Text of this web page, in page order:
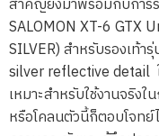
สำคัญยังมาพร้อมกับการ
SALOMON XT-6 GTX
SILVER) สำหรับรองเท้
silver reflective detail
เหมาะสำหรับใช้งานจริง
หรือโคลนตัวนี้ก็ตอบโจท